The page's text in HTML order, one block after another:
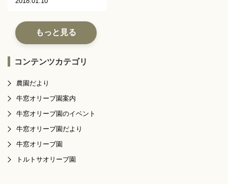
もっと見る
コンテンツカテゴリ
農園だより
牛窓オリーブ園案内
牛窓オリーブ園のイベント
牛窓オリーブ園だより
牛窓オリーブ園
トルトサオリーブ園